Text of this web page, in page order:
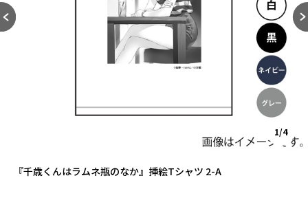
『千歳くんはラムネ瓶のなか』挿絵Tシャツ 2-A
1/4